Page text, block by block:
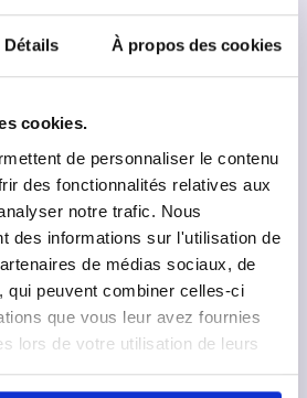
Détails À propos des cookies
cookies.
de personnaliser le contenu
des fonctionnalités relatives aux
notre trafic. Nous
des informations sur l'utilisation de
de médias sociaux, de
qui peuvent combiner celles-ci
que vous leur avez fournies
lors de votre utilisation de leurs
désactiver
internet pour
automatiquement
les cookies.
également
que certains cookies
pas être placés.
option consiste à
les réglages de votre
Internet afin que